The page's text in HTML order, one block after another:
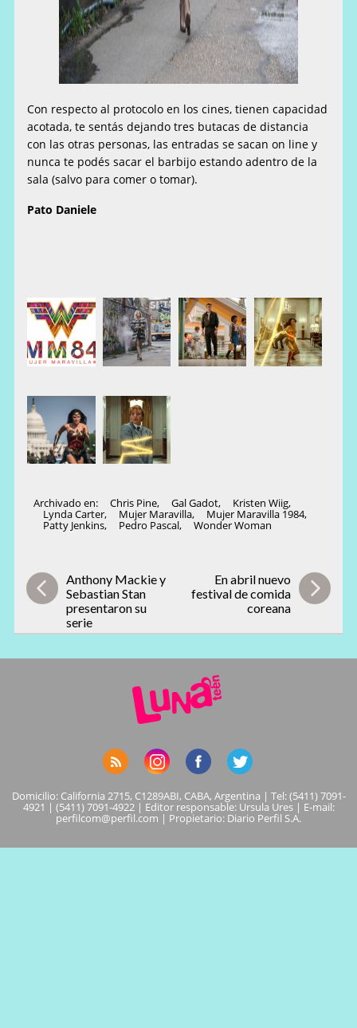
Con respecto al protocolo en los cines, tienen capacidad
acotada, te sentás dejando tres butacas de distancia
con las otras personas, las entradas se sacan on line y
nunca te podés sacar el barbijo estando adentro de la
sala (salvo para comer o tomar).
Pato Daniele
Archivado en: Chris Pine, Gal Gadot, Kristen Wiig,
Lynda Carter, Mujer Maravilla, Mujer Maravilla 1984,
Patty Jenkins, Pedro Pascal, Wonder Woman
Anthony Mackie y
Sebastian Stan
presentaron su
serie
En abril nuevo
festival de comida
coreana
Domicilio: California 2715, C1289ABI, CABA, Argentina | Tel: (5411) 7091-
4921 | (5411) 7091-4922 | Editor responsable: Ursula Ures | E-mail:
perfilcom@perfil.com | Propietario: Diario Perfil S.A.